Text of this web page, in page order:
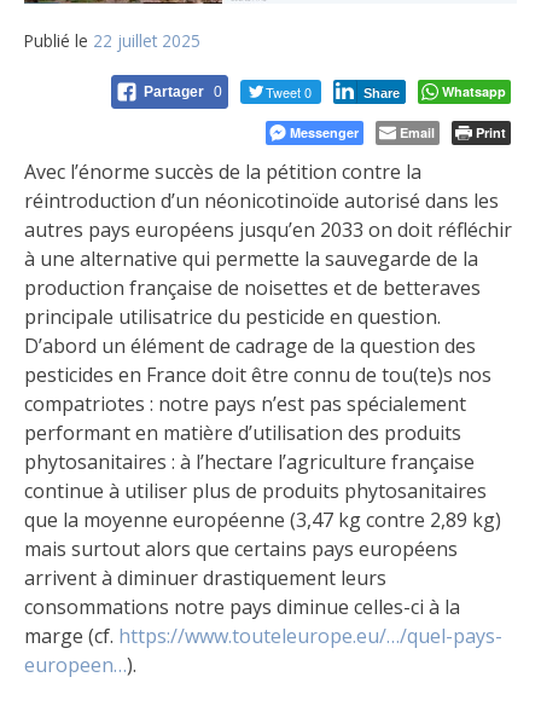
Publié le 22 juillet 2025
Partager 0 Tweet 0 Share Whatsapp
Messenger Email Print
Avec l’énorme succès de la pétition contre la
réintroduction d’un néonicotinoïde autorisé dans les
autres pays européens jusqu’en 2033 on doit réfléchir
à une alternative qui permette la sauvegarde de la
production française de noisettes et de betteraves
principale utilisatrice du pesticide en question.
D’abord un élément de cadrage de la question des
pesticides en France doit être connu de tou(te)s nos
compatriotes : notre pays n’est pas spécialement
performant en matière d’utilisation des produits
phytosanitaires : à l’hectare l’agriculture française
continue à utiliser plus de produits phytosanitaires
que la moyenne européenne (3,47 kg contre 2,89 kg)
mais surtout alors que certains pays européens
arrivent à diminuer drastiquement leurs
consommations notre pays diminue celles-ci à la
marge (cf. https://www.touteleurope.eu/…/quel-pays-
europeen…).